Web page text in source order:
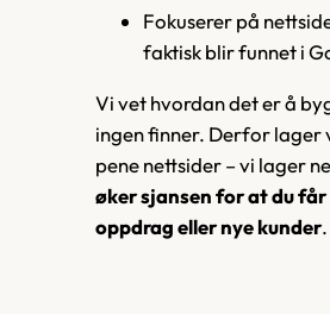
Fokuserer på
faktisk blir funnet i
Vi vet hvordan det er å
ingen finner. Derfor lager
pene nettsider – vi lager
øker sjansen for at du får
oppdrag eller nye kunder.